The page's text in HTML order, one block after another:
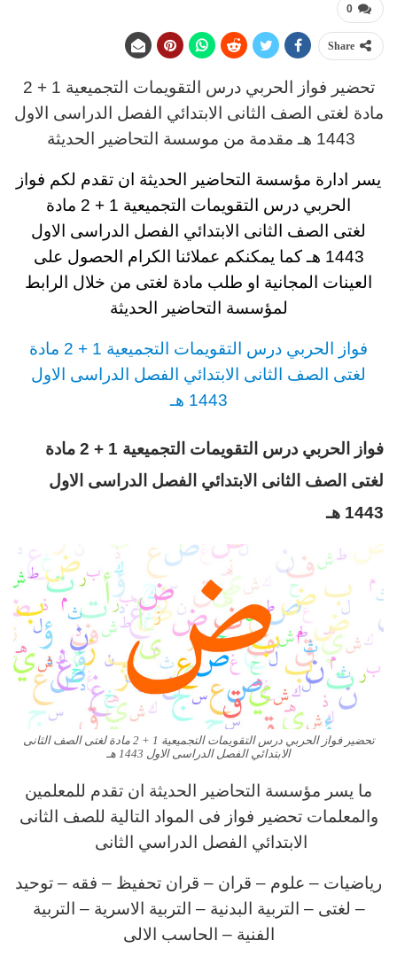
0
Share
تحضير فواز الحربي درس
التقويمات التجميعية 1 + 2
مادة لغتى
الصف الثانى الابتدائي الفصل الدراسى الاول
1443 هـ
مقدمة من موسسة التحاضير الحديثة
يسر ادارة مؤسسة التحاضير الحديثة ان تقدم لكم فواز
الحربي درس التقويمات التجميعية 1 + 2 مادة
لغتى
الصف الثانى الابتدائي الفصل الدراسى الاول
1443 هـ
كما يمكنكم عملائنا الكرام الحصول على
العينات المجانية او طلب مادة لغتى من خلال الرابط
لمؤسسة التحاضير الحديثة
فواز الحربي درس
التقويمات التجميعية 1 + 2 مادة
لغتى
الصف الثانى الابتدائي الفصل الدراسى الاول
1443 هـ
فواز الحربي درس التقويمات التجميعية 1 + 2 مادة
لغتى الصف الثانى الابتدائي الفصل الدراسى الاول
1443 هـ
تحضير فواز الحربي درس التقويمات التجميعية 1 + 2 مادة لغتى الصف الثانى
الابتدائي الفصل الدراسى الاول 1443 هـ
ما يسر مؤسسة التحاضير الحديثة ان تقدم للمعلمين
والمعلمات تحضير فواز فى المواد التالية للصف الثانى
الابتدائي الفصل الدراسي الثانى
رياضيات – علوم – قران – قران تحفيظ – فقه – توحيد
– لغتى – التربية البدنية – التربية الاسرية – التربية
الفنية – الحاسب الالى